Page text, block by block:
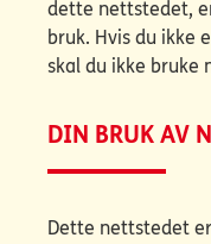
dette nettstedet,
bruk. Hvis du ikke
skal du ikke bruke
DIN BRUK AV
Dette nettstedet